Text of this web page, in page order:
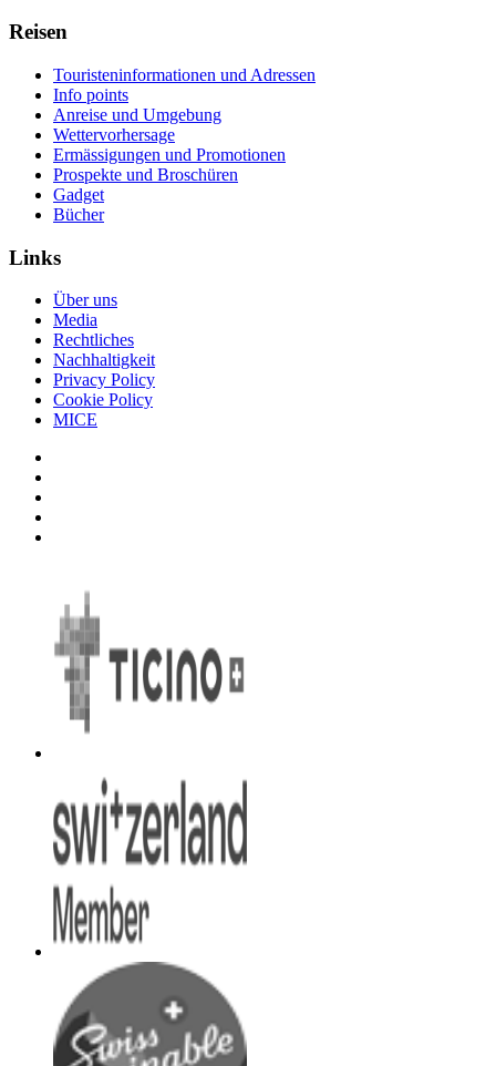
Reisen
Touristeninformationen und Adressen
Info points
Anreise und Umgebung
Wettervorhersage
Ermässigungen und Promotionen
Prospekte und Broschüren
Gadget
Bücher
Links
Über uns
Media
Rechtliches
Nachhaltigkeit
Privacy Policy
Cookie Policy
MICE